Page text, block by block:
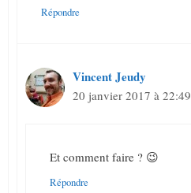
Répondre
Vincent Jeudy
20 janvier 2017 à 22:49
Et comment faire ? 😉
Répondre